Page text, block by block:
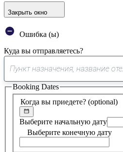
Закрыть окно
Ошибка (ы)
Куда вы отправляетесь?
0
Когда вы приедете? (optional)
Выберите начальную дату
Выберите конечную дату
Booking Dates